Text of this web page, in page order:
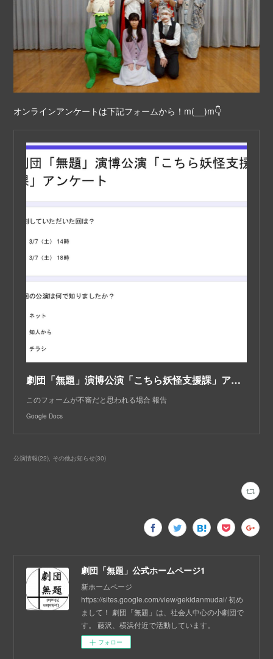
オンラインアンケートは下記フォームから！m(__)m👇
劇団「無題」演博公演「こちら妖怪支援課」アンケート
このフォームが不審だと思われる場合 報告
Google Docs
公演情報(22) その他お知らせ(30)
劇団「無題」公式ホームページ1
新ホームページ
https://sites.google.com/view/gekidanmudai/ 初め
まして！ 劇団「無題」は、社会人中心の小劇団で
す。 藤沢、横浜付近で活動しています。
フォロー